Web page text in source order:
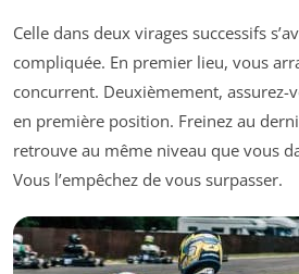
Celle dans deux virages successifs
compliquée. En premier lieu, vous
concurrent. Deuxièmement, assurez-
en première position. Freinez au
retrouve au même niveau que vous
Vous l’empêchez de vous surpasser.